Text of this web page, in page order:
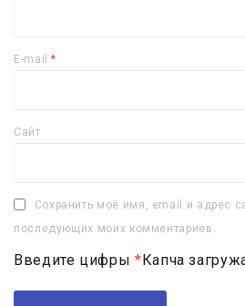
E-mail*
Сайт
Сохранить моё имя, email и адрес
последующих моих комментариев.
Введите цифры *Капча